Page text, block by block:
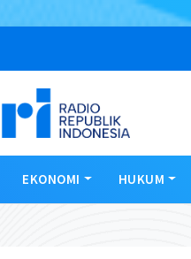
EKONOMI HUKUM